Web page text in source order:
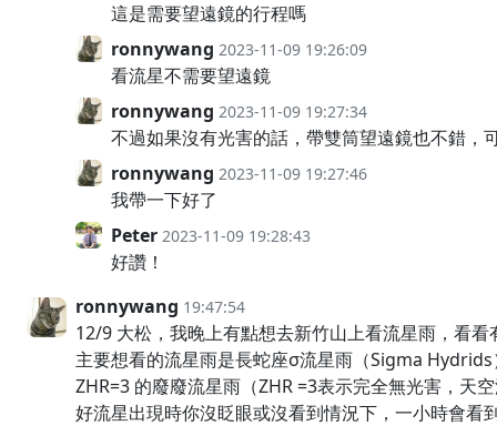
這是需要望遠鏡的行程嗎
ronnywang 2023-11-09 19:26:09
看流星不需要望遠鏡
ronnywang 2023-11-09 19:27:34
不過如果沒有光害的話，帶雙筒望遠鏡也不錯，
ronnywang 2023-11-09 19:27:46
我帶一下好了
Peter 2023-11-09 19:28:43
好讚！
ronnywang 19:47:54
12/9 大松，我晚上有點想去新竹山上看流星雨，看看
主要想看的流星雨是長蛇座σ流星雨（Sigma
ZHR=3 的廢廢流星雨（ZHR =3表示完全無光害，天
好流星出現時你沒眨眼或沒看到情況下，一小時會看